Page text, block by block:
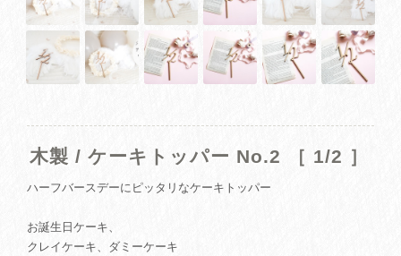
木製 / ケーキトッパー No.2 ［ 1/2 ］
ハーフバースデーにピッタリなケーキトッパー
お誕生日ケーキ、
クレイケーキ、ダミーケーキ